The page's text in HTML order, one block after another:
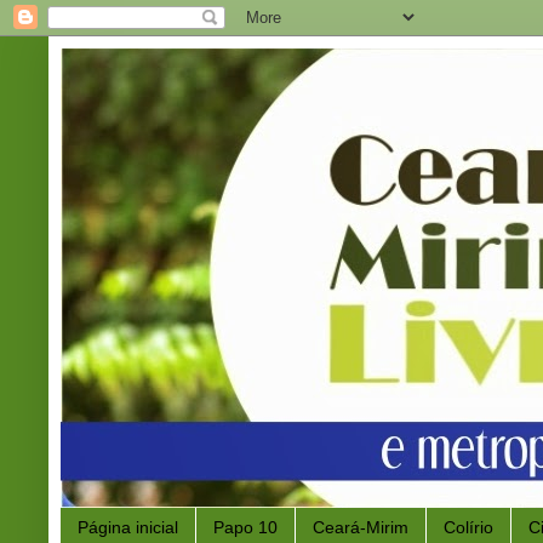
Página inicial Papo 10 Ceará-Mirim Colírio